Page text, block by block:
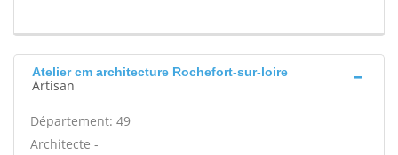
Atelier cm architecture Rochefort-sur-loire
Artisan
Département: 49
Architecte -